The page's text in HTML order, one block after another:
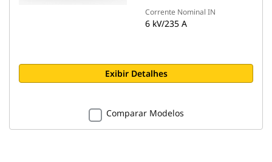
Corrente Nominal IN
6 kV/235 A
Exibir Detalhes
Comparar Modelos